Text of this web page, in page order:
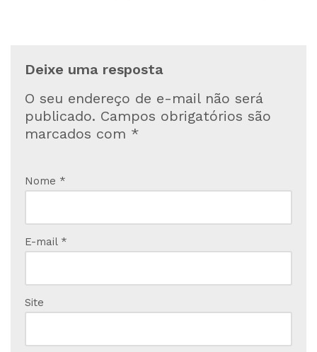
Deixe uma resposta
O seu endereço de e-mail não será
publicado. Campos obrigatórios são
marcados com *
Nome *
E-mail *
Site